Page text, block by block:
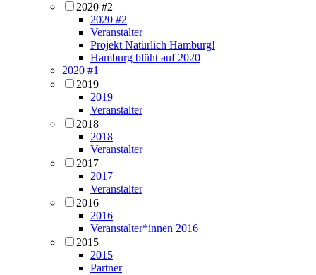
2020 #2
2020 #2
Veranstalter
Projekt Natürlich Hamburg!
Hamburg blüht auf 2020
2020 #1
2019
2019
Veranstalter
2018
2018
Veranstalter
2017
2017
Veranstalter
2016
2016
Veranstalter*innen 2016
2015
2015
Partner